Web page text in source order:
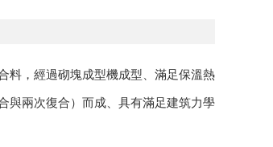
料，經過砌塊成型機成型、滿足保溫熱
與兩次復合）而成、具有滿足建筑力學